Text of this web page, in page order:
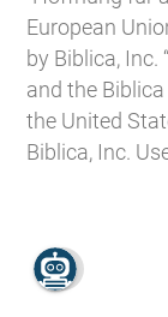
European
by Biblica, Inc.
and the
the United
Biblica, Inc.